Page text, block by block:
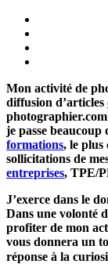
Mon activité de
diffusion d’articles
photographier.com
je passe beaucoup
formations, le plus
sollicitations de
entreprises, TPE/
J’exerce dans le
Dans une volonté
profiter de mon
vous donnera un
réponse à la